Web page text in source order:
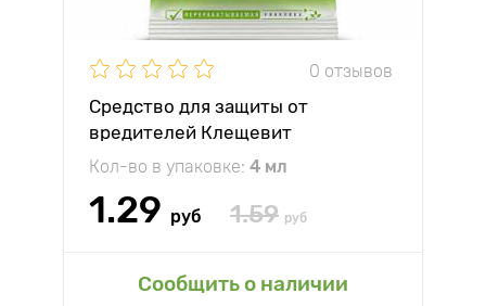
0 отзывов
Средство для защиты от
вредителей Клещевит
Кол-во в упаковке: 4 мл
1.29 руб 1.59 руб
Сообщить о наличии